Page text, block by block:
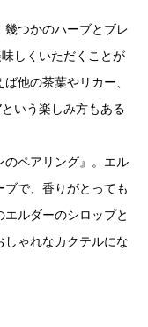
つかのハーブとブレ
しくいただくことが
他の茶葉やリカー、
いう楽しみ方もある
のペアリング』。エル
で、香りがとっても
ルダーのシロップと
ゃれなカクテルにな